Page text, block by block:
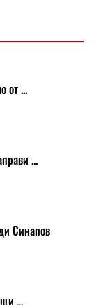
от ...
...
Синапов
...